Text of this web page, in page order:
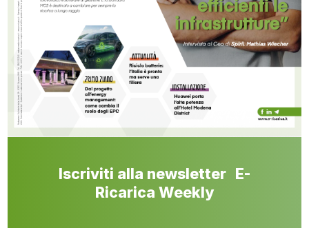
Iscriviti alla newsletter E-
Ricarica Weekly